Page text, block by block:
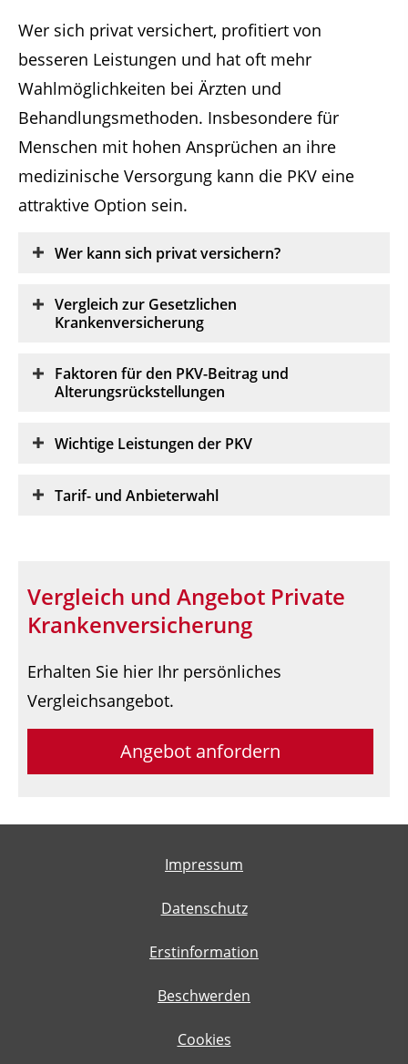
Wer sich privat versichert, profitiert von
besseren Leistungen und hat oft mehr
Wahlmöglichkeiten bei Ärzten und
Behandlungsmethoden. Insbesondere für
Menschen mit hohen Ansprüchen an ihre
medizinische Versorgung kann die PKV eine
attraktive Option sein.
Wer kann sich privat versichern?
Vergleich zur Gesetzlichen
Krankenversicherung
Faktoren für den PKV-Beitrag und
Alterungsrückstellungen
Wichtige Leistungen der PKV
Tarif- und Anbieterwahl
Vergleich und Angebot Private
Krankenversicherung
Erhalten Sie hier Ihr persönliches
Vergleichsangebot.
Angebot anfordern
Impressum
Datenschutz
Erstinformation
Beschwerden
Cookies